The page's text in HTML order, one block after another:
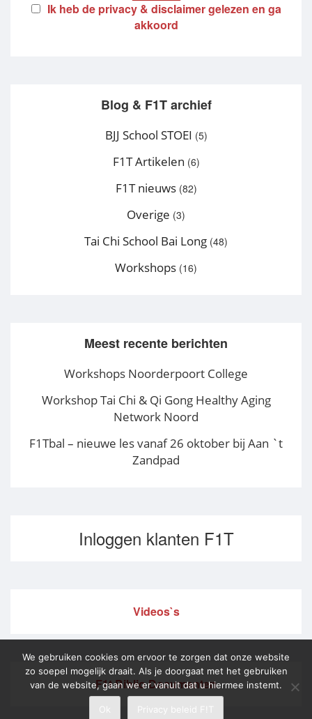
Ik heb de privacy & disclaimer gelezen en ga
akkoord
Blog & F1T archief
BJJ School STOEI (5)
F1T Artikelen (6)
F1T nieuws(82)
Overige (3)
Tai Chi School Bai Long (48)
Workshops (16)
Meest recente berichten
Workshops Noorderpoort College
Workshop Tai Chi & Qi Gong Healthy Aging
Network Noord
F1Tbal – nieuwe les vanaf 26 oktober bij Aan `t
Zandpad
Inloggen klanten F1T
Videos`s
F1t Biblio Documenten
We gebruiken cookies om ervoor te zorgen dat onze website
zo soepel mogelijk draait. Als je doorgaat met het gebruiken
van de website, gaan we er vanuit dat u hiermee instemt.
Ok Privacy beleid F!T